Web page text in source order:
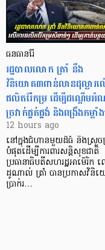
ធនធានរ៉ែ
​រដ្ឋបាលលោក ត្រាំ នឹង​
វិនិយោគ៣ពាន់លានដុល្លារល
ផលិតរ៉ែកម្រ ដើម្បីដណ្តើមអំ
ច្រវាក់ផ្គត់ផ្គង់ និងពង្រឹងកម្ល
12 hours ago
នៅក្នុងជំហានមួយដ៏ធំ និងស្រួ
បំផុតដើម្បីការពារសន្តិសុខជាតិ
ប្រធានាធិបតីសហរដ្ឋអាម៉េរិក
ដូណាល់ ត្រាំ បានប្រកាសវិនិ
ប្រាក់រ…